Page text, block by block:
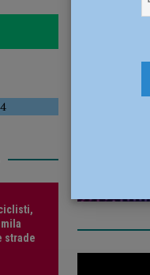
estremo e asili nido, Tagliaferri
strade